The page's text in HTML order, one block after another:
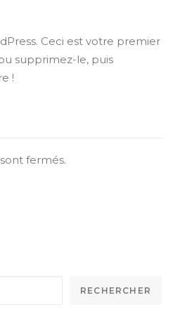
Ceci est votre premier
supprimez-le, puis
!
fermés.
RECHERCHER